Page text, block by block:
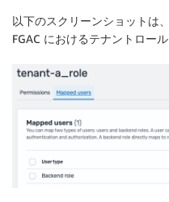
以下のスクリーンショットは
FGAC におけるテナントロー